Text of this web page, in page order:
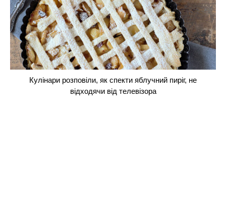
Кулінари розповіли, як спекти яблучний пиріг, не
відходячи від телевізора